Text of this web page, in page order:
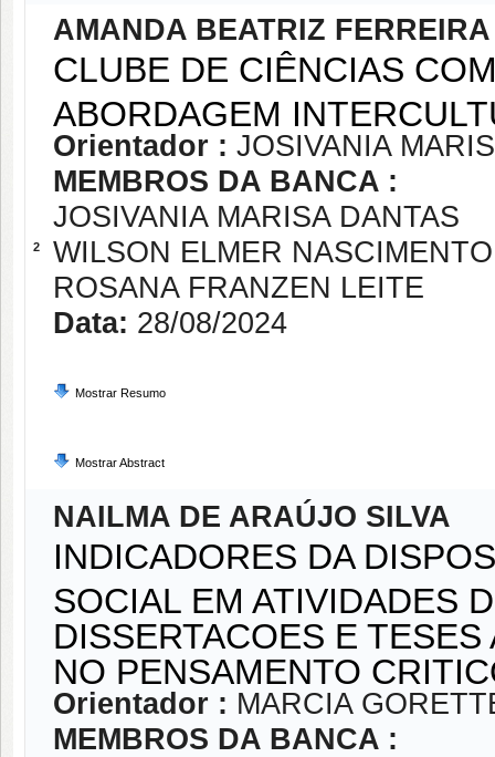
2
AMANDA BEATRIZ
CLUBE DE CIÊNCIAS
ABORDAGEM
Orientador : JOSIVANIA
MEMBROS DA BANCA :
JOSIVANIA MARISA DANTAS
WILSON ELMER NASCIMENTO
ROSANA FRANZEN LEITE
Data: 28/08/2024
Mostrar Resumo
Mostrar Abstract
NAILMA DE ARAÚJO SILVA
INDICADORES DA
SOCIAL EM ATIVIDADES
DISSERTACOES E
NO PENSAMENTO
Orientador : MARCIA
MEMBROS DA BANCA :